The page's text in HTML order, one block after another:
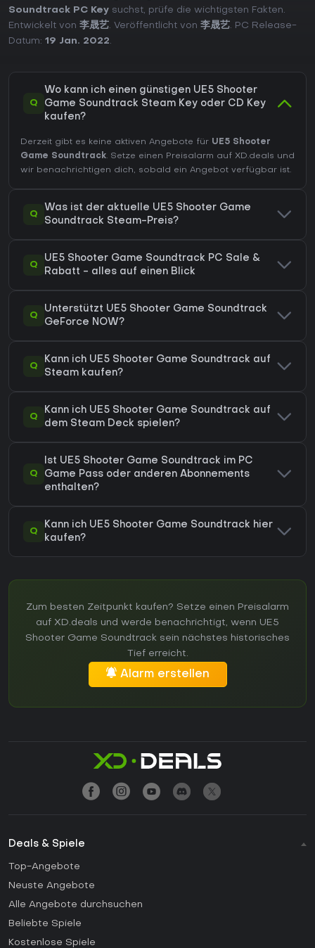
Soundtrack PC Key suchst, prüfe die wichtigsten Fakten.
Entwickelt von 李晟艺. Veröffentlicht von 李晟艺. PC Release-
Datum: 19 Jan. 2022.
Q
Wo kann ich einen günstigen UE5 Shooter
Game Soundtrack Steam Key oder CD Key
kaufen?
Derzeit gibt es keine aktiven Angebote für UE5 Shooter
Game Soundtrack. Setze einen Preisalarm auf XD.deals und
wir benachrichtigen dich, sobald ein Angebot verfügbar ist.
Q
Was ist der aktuelle UE5 Shooter Game
Soundtrack Steam-Preis?
Q
UE5 Shooter Game Soundtrack PC Sale &
Rabatt - alles auf einen Blick
Q
Unterstützt UE5 Shooter Game Soundtrack
GeForce NOW?
Q
Kann ich UE5 Shooter Game Soundtrack auf
Steam kaufen?
Q
Kann ich UE5 Shooter Game Soundtrack auf
dem Steam Deck spielen?
Q
Ist UE5 Shooter Game Soundtrack im PC
Game Pass oder anderen Abonnements
enthalten?
Q
Kann ich UE5 Shooter Game Soundtrack hier
kaufen?
Zum besten Zeitpunkt kaufen? Setze einen Preisalarm
auf XD.deals und werde benachrichtigt, wenn UE5
Shooter Game Soundtrack sein nächstes historisches
Tief erreicht.
Alarm erstellen
Deals & Spiele
Top-Angebote
Neuste Angebote
Alle Angebote durchsuchen
Beliebte Spiele
Kostenlose Spiele